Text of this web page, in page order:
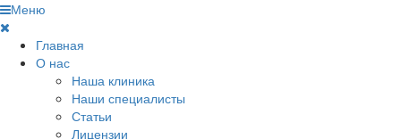
Меню
Главная
О нас
Наша клиника
Наши специалисты
Статьи
Лицензии